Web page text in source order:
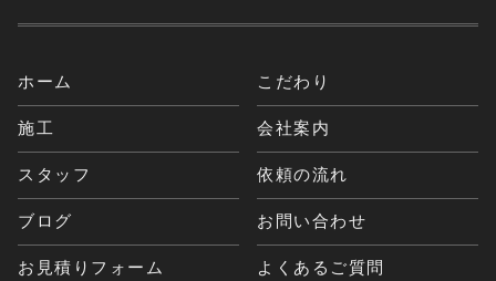
ホーム こだわり
施工 会社案内
スタッフ 依頼の流れ
ブログ お問い合わせ
お見積りフォーム よくあるご質問